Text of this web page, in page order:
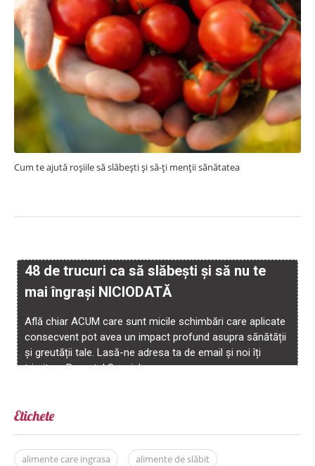
Cum te ajută roșiile să slăbești și să-ți menții sănătatea
Etichete
alimente care ingrasa
alimente de slăbit